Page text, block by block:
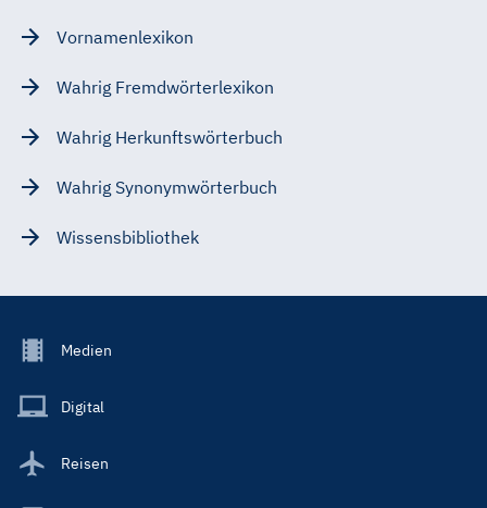
Vornamenlexikon
Wahrig Fremdwörterlexikon
Wahrig Herkunftswörterbuch
Wahrig Synonymwörterbuch
Wissensbibliothek
Footer
Main
Medien
Digital
Reisen